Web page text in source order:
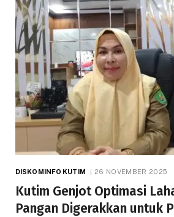
DISKOMINFO KUTIM 26 NOVEMBER 2025
Kutim Genjot Optimasi
Pangan Digerakkan untuk